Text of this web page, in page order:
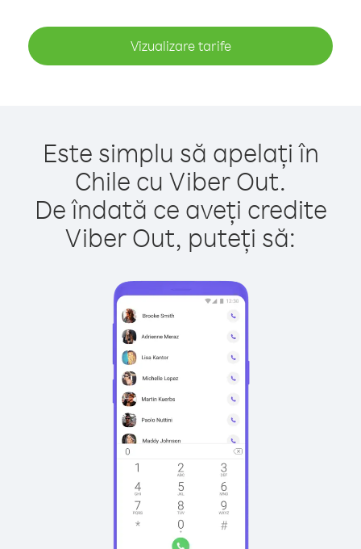
Vizualizare tarife
Este simplu să apelați în
Chile cu Viber Out.
De îndată ce aveți credite
Viber Out, puteți să: